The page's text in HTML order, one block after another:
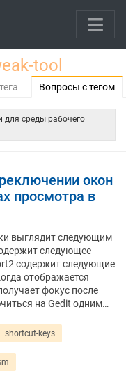
tool
Вопросы с тегом
для среды рабочего
окон
просмотра в
выглядит следующим
следующее
содержит следующие
отображается
фокус после
на Gedit одним…
shortcut-keys